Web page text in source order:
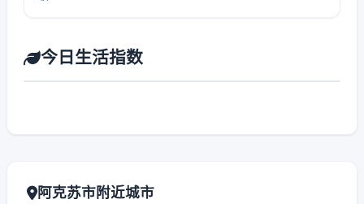
今日生活指数
阿克苏市附近城市